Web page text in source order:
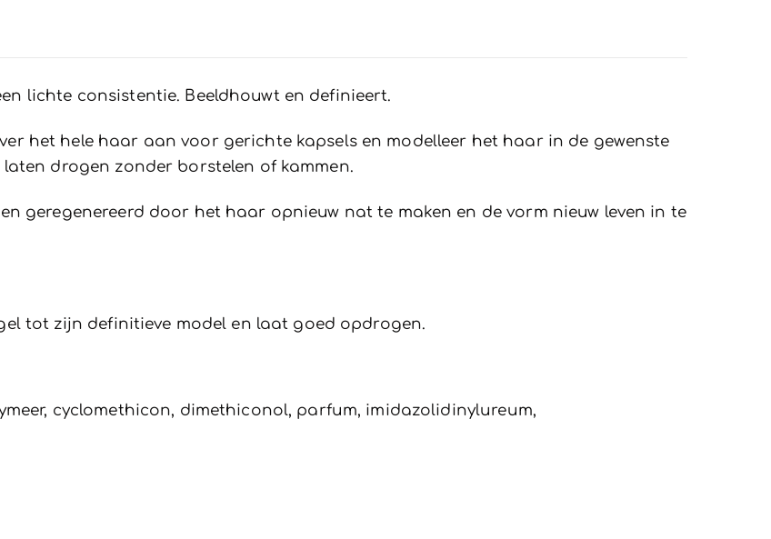
lichte consistentie. Beeldhouwt en definieert.
het hele haar aan voor gerichte kapsels en modelleer het haar in de gewenste
drogen zonder borstelen of kammen.
geregenereerd door het haar opnieuw nat te maken en de vorm nieuw leven in te
tot zijn definitieve model en laat goed opdrogen.
cyclomethicon, dimethiconol, parfum, imidazolidinylureum,